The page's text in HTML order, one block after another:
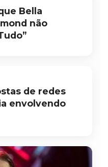
Bella
não
de redes
envolvendo